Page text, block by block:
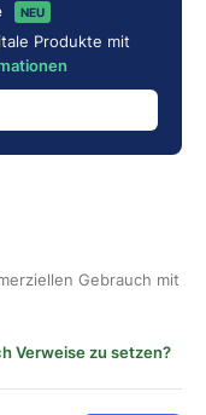
NEU
Produkte mit
Gebrauch mit
Verweise zu setzen?